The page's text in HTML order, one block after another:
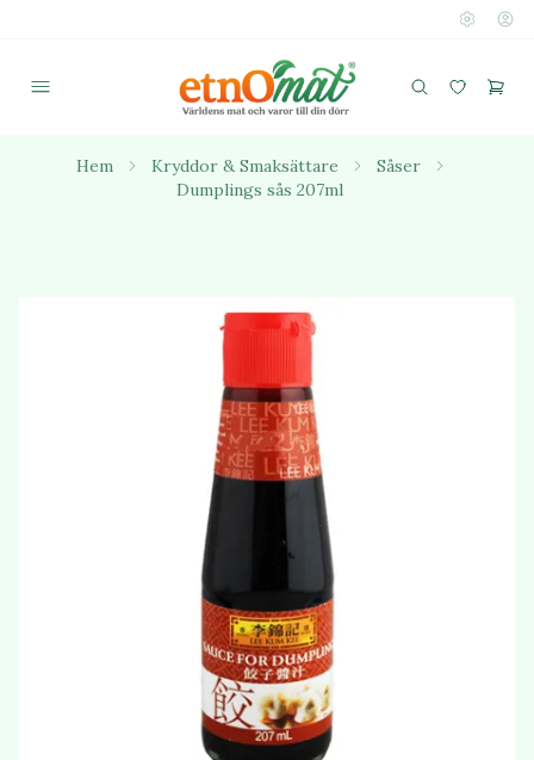
Hem Kryddor & Smaksättare
Såser
Dumplings sås 207ml